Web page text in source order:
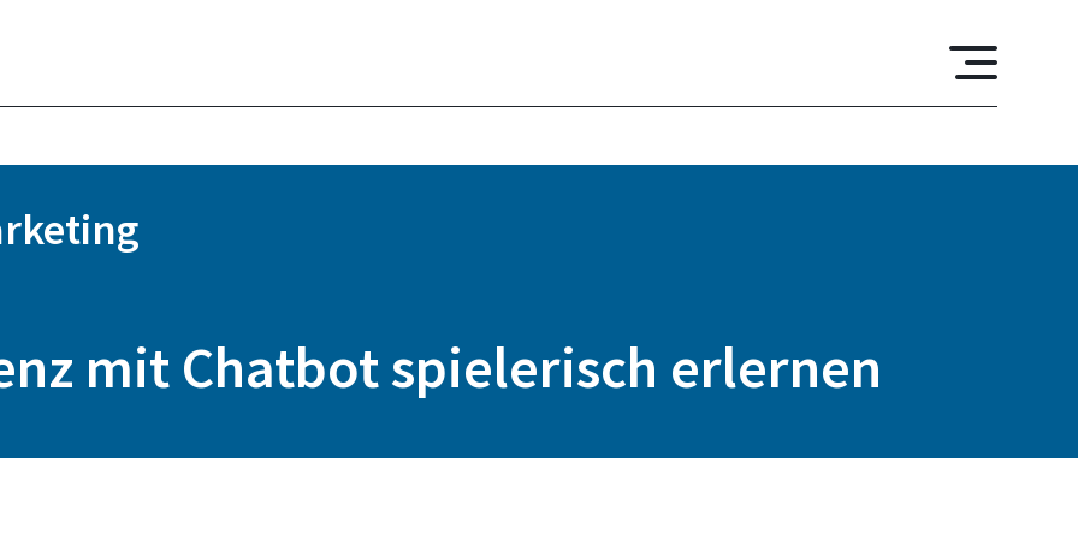
mit Chatbot spielerisch erlernen